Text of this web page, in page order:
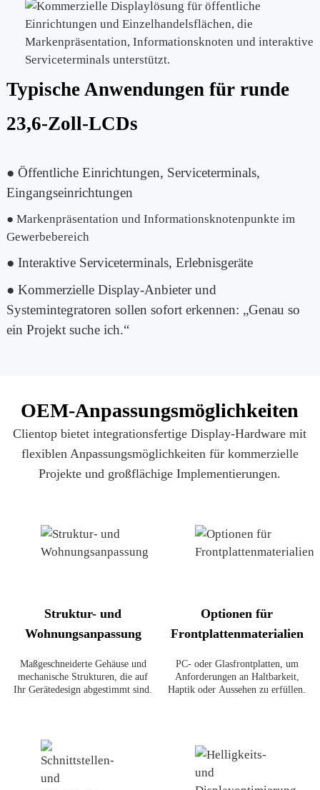
Typische Anwendungen für runde
23,6-Zoll-LCDs
● Öffentliche Einrichtungen, Serviceterminals,
Eingangseinrichtungen
● Markenpräsentation und Informationsknotenpunkte im
Gewerbebereich
● Interaktive Serviceterminals, Erlebnisgeräte
● Kommerzielle Display-Anbieter und
Systemintegratoren sollen sofort erkennen: „Genau so
ein Projekt suche ich.“
OEM-Anpassungsmöglichkeiten
Clientop bietet integrationsfertige Display-Hardware mit
flexiblen Anpassungsmöglichkeiten für kommerzielle
Projekte und großflächige Implementierungen.
Struktur- und
Wohnungsanpassung
Maßgeschneiderte Gehäuse und
mechanische Strukturen, die auf
Ihr Gerätedesign abgestimmt sind.
Optionen für
Frontplattenmaterialien
PC- oder Glasfrontplatten, um
Anforderungen an Haltbarkeit,
Haptik oder Aussehen zu erfüllen.